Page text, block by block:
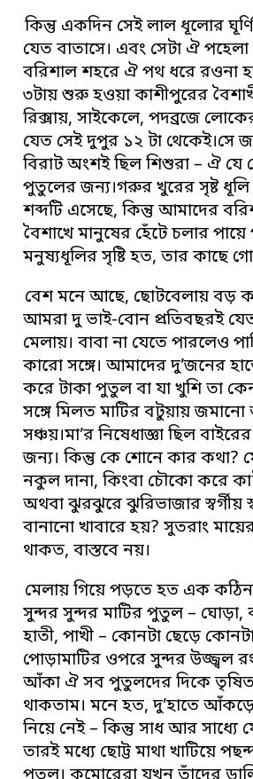
কিন্তু একদিন সেই লাল ধূলোর
যেত বাতাসে। এবং সেটা ঐ পহেলা
বরিশাল শহরে ঐ পথ ধরে রওনা
৩টায় শুরু হওয়া কাশীপুরের
রিক্সায়, সাইকেলে, পদব্রজে
যেত সেই দুপুর ১২ টা থেকেই।সে
বিরাট অংশই ছিল শিশুরা – ঐ যে
পুতুলের জন্য।গরুর খুরের সৃষ্ট ধূলি
শব্দটি এসেছে, কিন্তু আমাদের
বৈশাখে মানুষের হেঁটে চলার পায়ে
মনুষ্যধূলির সৃষ্টি হত, তার কাছে
বেশ মনে আছে, ছোটবেলায় বড়
আমরা দু ভাই-বোন প্রতিবছরই
মেলায়। বাবা না যেতে পারলেও
কারো সঙ্গে। আমাদের দু’জনের
করে টাকা পুতুল বা যা খুশি তা
সঙ্গে মিলত মাটির বটুয়ায় জমানো
সঞ্চয়।মা’র নিষেধাজ্ঞা ছিল
জন্য। কিন্তু কে শোনে কার কথা?
নকুল দানা, কিংবা চৌকো করে
অথবা ঝুরঝুরে ঝুরিভাজার স্বর্গীয়
বানানো খাবারে হয়? সুতরাং মায়ের
থাকত, বাস্তবে নয়।
মেলায় গিয়ে পড়তে হত এক
সুন্দর সুন্দর মাটির পুতুল –
হাতী, পাখী – কোনটা ছেড়ে
পোড়ামাটির ওপরে সুন্দর উজ্জ্বল
আঁকা ঐ সব পুতুলদের দিকে তৃষিত
থাকতাম। মনে হত, দু’হাতে
নিয়ে নেই – কিন্তু সাধ আর সাধ্যে
তারই মধ্যে ছোট্ট মাথা খাটিয়ে